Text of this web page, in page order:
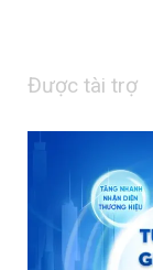
Được tài trợ